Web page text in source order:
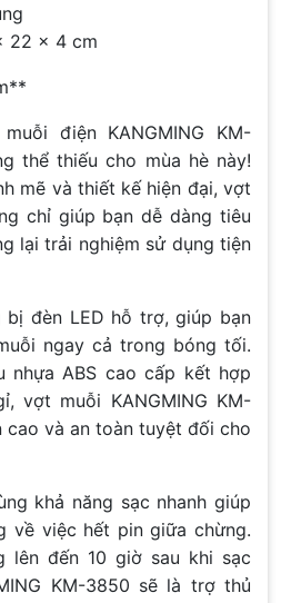
22 x 4 cm
điện KANGMING KM-
thể thiếu cho mùa hè này!
mẽ và thiết kế hiện đại, vợt
chỉ giúp bạn dễ dàng tiêu
lại trải nghiệm sử dụng tiện
bị đèn LED hỗ trợ, giúp bạn
ngay cả trong bóng tối.
ABS cao cấp kết hợp
vợt muỗi KANGMING KM-
và an toàn tuyệt đối cho
khả năng sạc nhanh giúp
về việc hết pin giữa chừng.
lên đến 10 giờ sau khi sạc
KM-3850 sẽ là trợ thủ